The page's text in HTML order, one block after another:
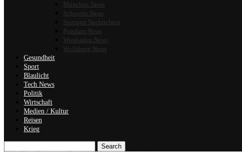
München News
Schwerin News
Stuttgart Nachrichten
Potsdam News
Wiesbaden News
Wolfsburg News
Gesundheit
Sport
Blaulicht
Tech News
Politik
Wirtschaft
Medien / Kultur
Reisen
Krieg
Search